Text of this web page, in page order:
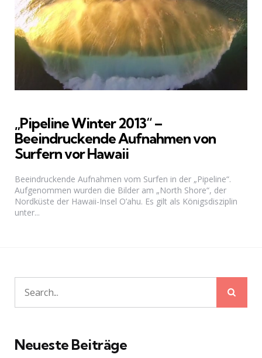
„Pipeline Winter 2013“ –
Beeindruckende Aufnahmen von
Surfern vor Hawaii
Beeindruckende Aufnahmen vom Surfen in der „Pipeline“.
Aufgenommen wurden die Bilder am „North Shore“, der
Nordküste der Hawaii-Insel O’ahu. Es gilt als Königsdisziplin
unter...
Search
for:
Neueste Beiträge